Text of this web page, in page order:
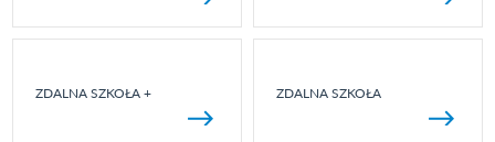
ZDALNA SZKOŁA + ZDALNA SZKOŁA